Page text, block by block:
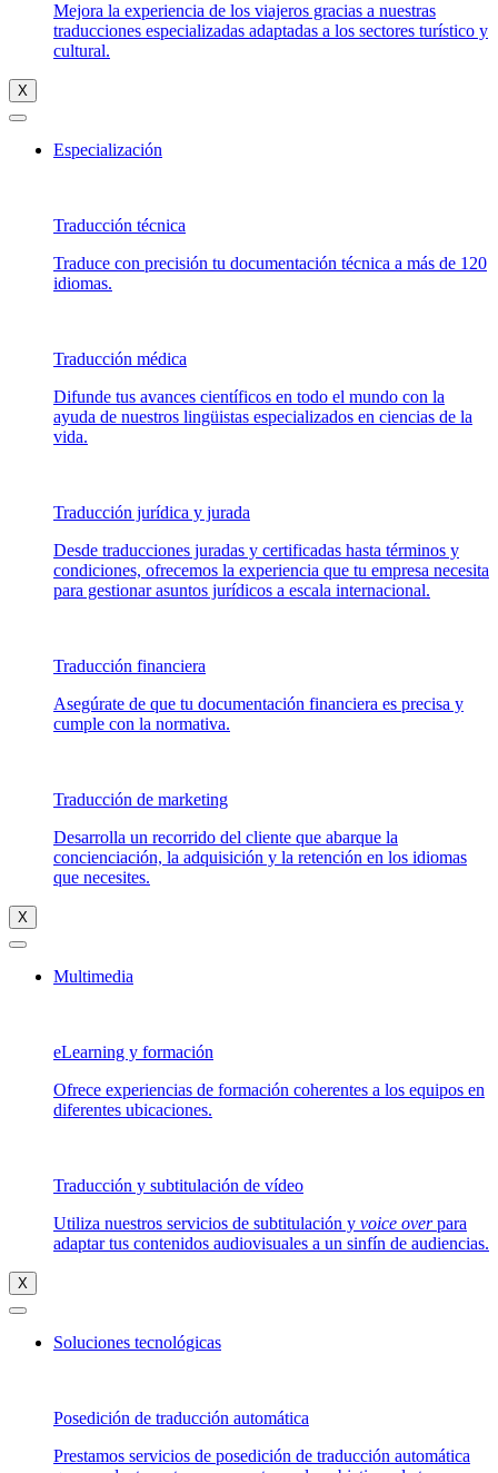
Mejora la experiencia de los viajeros gracias a nuestras
traducciones especializadas adaptadas a los sectores turístico y
cultural.
X
Especialización
Traducción técnica
Traduce con precisión tu documentación técnica a más de 120
idiomas.
Traducción médica
Difunde tus avances científicos en todo el mundo con la
ayuda de nuestros lingüistas especializados en ciencias de la
vida.
Traducción jurídica y jurada
Desde traducciones juradas y certificadas hasta términos y
condiciones, ofrecemos la experiencia que tu empresa necesita
para gestionar asuntos jurídicos a escala internacional.
Traducción financiera
Asegúrate de que tu documentación financiera es precisa y
cumple con la normativa.
Traducción de marketing
Desarrolla un recorrido del cliente que abarque la
concienciación, la adquisición y la retención en los idiomas
que necesites.
X
Multimedia
eLearning y formación
Ofrece experiencias de formación coherentes a los equipos en
diferentes ubicaciones.
Traducción y subtitulación de vídeo
Utiliza nuestros servicios de subtitulación y voice overpara
adaptar tus contenidos audiovisuales a un sinfín de audiencias.
X
Soluciones tecnológicas
Posedición de traducción automática
Prestamos servicios de posedición de traducción automática